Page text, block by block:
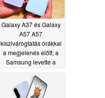
Galaxy A37 és Galaxy
A57 A57
kiszivárogtatás órákkal
a megjelenés előtt; a
Samsung levette a
kiszivárogtatását
03/24/2026